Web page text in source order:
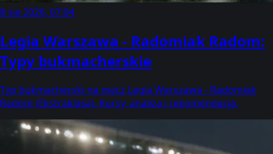
8 sie 2026, 07:04
Legia Warszawa - Radomiak Radom:
Typy bukmacherskie
Typ bukmacherski na mecz Legia Warszawa - Radomiak
Radom (Ekstraklasa). Kursy, analiza i rekomendacja.